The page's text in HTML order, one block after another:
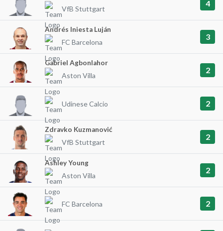
VfB Stuttgart
4
Andrés Iniesta Luján
FC Barcelona
3
Gabriel Agbonlahor
Aston Villa
2
Udinese Calcio 2
Zdravko Kuzmanović
VfB Stuttgart
2
Ashley Young
Aston Villa
2
FC Barcelona 2